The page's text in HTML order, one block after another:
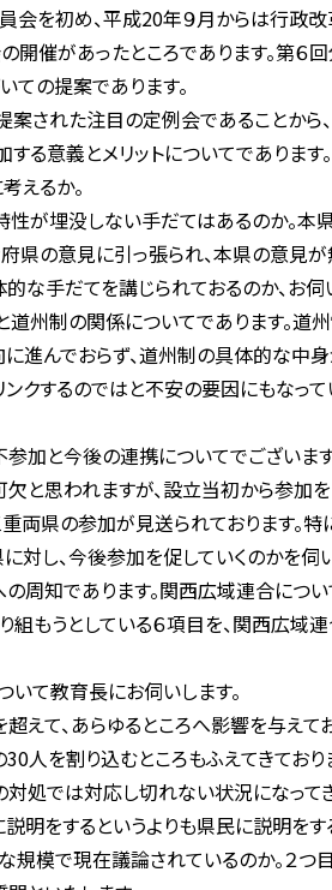
会を初め、平成20年９月からは行政
開催があったところであります。第
ての提案であります。
案された注目の定例会であることから
する意義とメリットについてでありま
えるか。
性が埋没しない手だてはあるのか。
県の意見に引っ張られ、本県の意見
な手だてを講じられておるのか、お伺
道州制の関係についてであります。道
進んでおらず、道州制の具体的な中
クするのではと不安の要因にもなっ
加と今後の連携についてでございま
と思われますが、設立当初から参加
重両県の参加が見送られております。
対し、今後参加を促していくのかを伺
周知であります。関西広域連合につ
組もうとしている６項目を、関西広
いて教育長にお伺いします。
えて、あらゆるところへ影響を与えて
30人を割り込むところもふえてきてお
対処では対応し切れない状況になっ
説明をするというよりも県民に説明を
規模で現在議論されているのか。２